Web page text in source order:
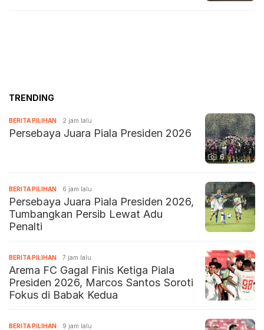
TRENDING
6
BERITA PILIHAN 2 jam lalu
Persebaya Juara Piala Presiden 2026
BERITA PILIHAN 6 jam lalu
Persebaya Juara Piala Presiden 2026,
Tumbangkan Persib Lewat Adu
Penalti
BERITA PILIHAN 7 jam lalu
Arema FC Gagal Finis Ketiga Piala
Presiden 2026, Marcos Santos Soroti
Fokus di Babak Kedua
BERITA PILIHAN 9 jam lalu